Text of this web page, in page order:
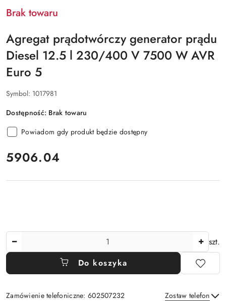
Brak towaru
Agregat prądotwórczy generator prądu
Diesel 12.5 l 230/400 V 7500 W AVR
Euro 5
Symbol: 1017981
Dostępność: Brak towaru
Powiadom gdy produkt będzie dostępny
cena:
5906.04
szt.
Do koszyka
Zamówienie telefoniczne: 602507232 Zostaw telefon